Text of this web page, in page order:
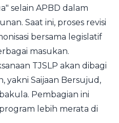
selain APBD dalam
Saat ini, proses revisi
bersama legislatif
masukan.
TJSLP akan dibagi
yakni Saijaan Bersujud,
Pembagian ini
lebih merata di